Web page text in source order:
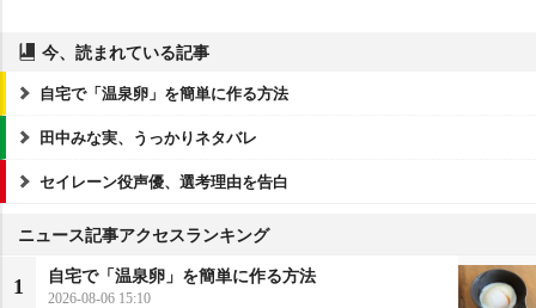
今、読まれている記事
自宅で「温泉卵」を簡単に作る方法
田中みな実、うっかりネタバレ
セイレーン役声優、選考理由を告白
ニュース記事アクセスランキング
1
自宅で「温泉卵」を簡単に作る方法
2026-08-06 15:10